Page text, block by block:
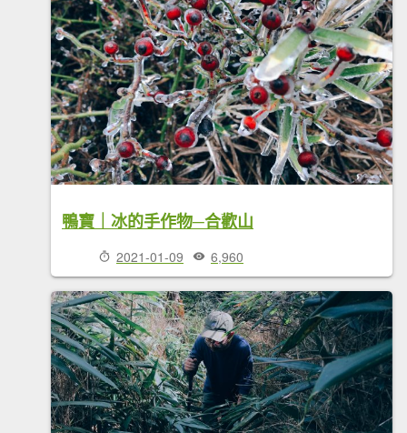
鴨寶｜冰的手作物─合歡山
2021-01-09 6,960